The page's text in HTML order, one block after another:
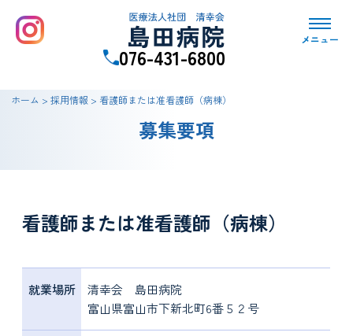
076-431-6800
メニュー
募集要項
ホーム > 採用情報 > 看護師または准看護師（病棟）
看護師または准看護師（病棟）
就業場所
清幸会 島田病院
富山県富山市下新北町6番５２号